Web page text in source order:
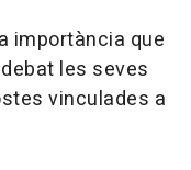
importància que
les seves
vinculades a